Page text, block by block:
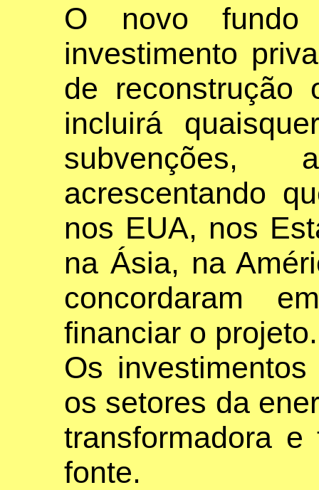
O novo
investimento
de reconstrução
incluirá
acrescentando
nos EUA, nos
na Ásia, na
concordaram
financiar o projeto.
Os
os setores da
transformadora
fonte.